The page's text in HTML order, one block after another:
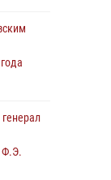
Ф.Э.